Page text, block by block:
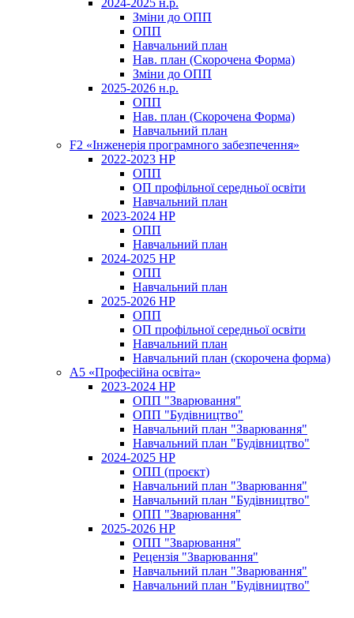
2024-2025 н.р.
Зміни до ОПП
ОПП
Навчальний план
Нав. план (Скорочена Форма)
Зміни до ОПП
2025-2026 н.р.
ОПП
Нав. план (Скорочена Форма)
Навчальний план
F2 «Інженерія програмного забезпечення»
2022-2023 НР
ОПП
ОП профільної середньої освіти
Навчальний план
2023-2024 НР
ОПП
Навчальний план
2024-2025 НР
ОПП
Навчальний план
2025-2026 НР
ОПП
ОП профільної середньої освіти
Навчальний план
Навчальний план (скорочена форма)
A5 «Професійна освіта»
2023-2024 НР
ОПП "Зварювання"
ОПП "Будівництво"
Навчальний план "Зварювання"
Навчальний план "Будівництво"
2024-2025 НР
ОПП (проєкт)
Навчальний план "Зварювання"
Навчальний план "Будівництво"
ОПП "Зварювання"
2025-2026 НР
ОПП "Зварювання"
Рецензія "Зварювання"
Навчальний план "Зварювання"
Навчальний план "Будівництво"